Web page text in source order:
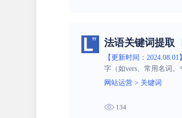
法语关键词提取
【更新时间：2024.08.01】
字（如vers、常用名词、
网站运营 > 关键词
134